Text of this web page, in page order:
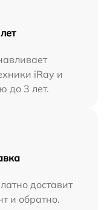
iRay и
до 3 лет.
доставит
и обратно.